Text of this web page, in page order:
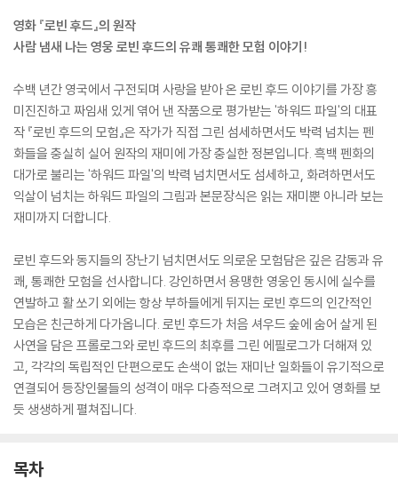
영화 『로빈 후드』의 원작
사람 냄새 나는 영웅 로빈 후드의 유쾌 통쾌한 모험 이야기!
수백 년간 영국에서 구전되며 사랑을 받아 온 로빈 후드 이야기를 가장 흥
미진진하고 짜임새 있게 엮어 낸 작품으로 평가받는 '하워드 파일'의 대표
작 『로빈 후드의 모험』은 작가가 직접 그린 섬세하면서도 박력 넘치는 펜
화들을 충실히 실어 원작의 재미에 가장 충실한 정본입니다. 흑백 펜화의
대가로 불리는 '하워드 파일'의 박력 넘치면서도 섬세하고, 화려하면서도
익살이 넘치는 하워드 파일의 그림과 본문장식은 읽는 재미뿐 아니라 보는
재미까지 더합니다.
로빈 후드와 동지들의 장난기 넘치면서도 의로운 모험담은 깊은 감동과 유
쾌, 통쾌한 모험을 선사합니다. 강인하면서 용맹한 영웅인 동시에 실수를
연발하고 활 쏘기 외에는 항상 부하들에게 뒤지는 로빈 후드의 인간적인
모습은 친근하게 다가옵니다. 로빈 후드가 처음 셔우드 숲에 숨어 살게 된
사연을 담은 프롤로그와 로빈 후드의 최후를 그린 에필로그가 더해져 있
고, 각각의 독립적인 단편으로도 손색이 없는 재미난 일화들이 유기적으로
연결되어 등장인물들의 성격이 매우 다층적으로 그려지고 있어 영화를 보
듯 생생하게 펼쳐집니다.
목차